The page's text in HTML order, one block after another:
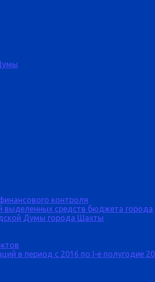
контроля
выделенных средств бюджета города
Думы города Шахты
в период с 2016 по I-е полугодие